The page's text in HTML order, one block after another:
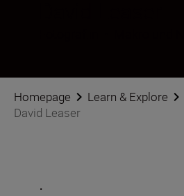
Homepage Learn & Explore
David Leaser
.